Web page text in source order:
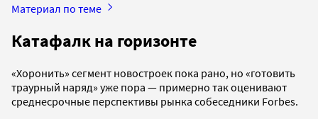
Материал по теме
Катафалк на горизонте
«Хоронить» сегмент новостроек пока рано, но «готовить
траурный наряд» уже пора — примерно так оценивают
среднесрочные перспективы рынка собеседники Forbes.